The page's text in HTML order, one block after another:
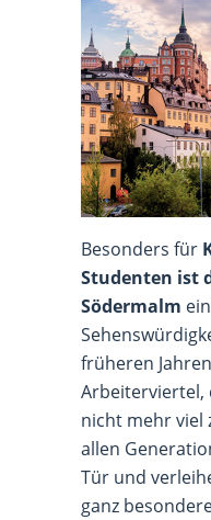
Besonders für
Studenten ist
Södermalm
früheren
Arbeiterviertel,
nicht mehr viel
allen
Tür und
ganz